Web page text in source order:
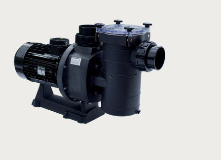
A (mm)